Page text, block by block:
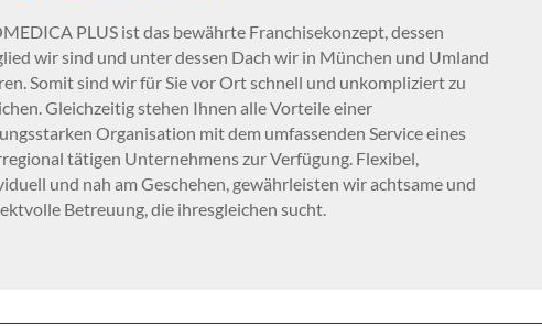
PLUS ist das bewährte Franchisekonzept, dessen
wir sind und unter dessen Dach wir in München und Umland
Somit sind wir für Sie vor Ort schnell und unkompliziert zu
Gleichzeitig stehen Ihnen alle Vorteile einer
Organisation mit dem umfassenden Service eines
tätigen Unternehmens zur Verfügung. Flexibel,
und nah am Geschehen, gewährleisten wir achtsame und
Betreuung, die ihresgleichen sucht.